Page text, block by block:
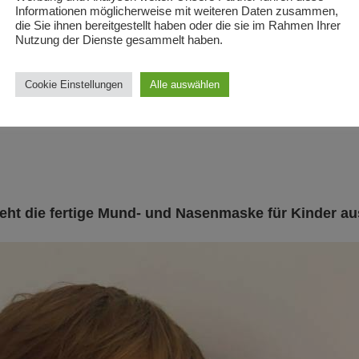
derNähanleitung für Erwachsene im bestehenden
Nasenmaske sind immerfarbig/orange
die fertige Mund- und Nasenmaske für Kinder
Informationen möglicherweise mit weiteren Daten zusammen,
die Sie ihnen bereitgestellt haben oder die sie im Rahmen Ihrer
Nutzung der Dienste gesammelt haben.
Cookie Einstellungen Alle auswählen